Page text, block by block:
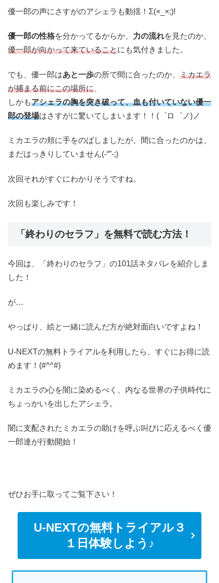
優一郎の声にさすがのアシェラも動揺！Σ(×_×;)!
優一郎の性格を分かってるからか、 力の流れを見たのか、
優一郎が向かって来ていることにも気付きました。
でも、優一郎はあと一歩の所で間に合ったのか、 ミカエラ
が捕まる前にこの場所に
しかもアシェラの胸を突き破って、血も付いていない優一
郎の登場はさすがに驚いてしまいます！！(゜ロ゜ノ)ノ
ミカエラの頬に手をのばしましたが、間に合ったのかは、
まだはっきりしていません(-“”-;)
次回それがすぐにわかりそうですね。
次回も楽しみです！
「終わりのセラフ」を無料で読む方法！
今回は、「終わりのセラフ」の101話ネタバレを紹介しま
した！
が…
やっぱり、絵と一緒に読んだ方が絶対面白いですよね！
U-NEXTの無料トライアルを利用したら、すぐにお得に読
めます！(#^^#)
ミカエラの心を闇に染めるべく、内なる世界の子供時代に
ちょっかいを出したアシェラ。
闇に支配されたミカエラの助けを呼ぶ叫びに応えるべく優
一郎達が行動開始！
ぜひお手に取ってご覧下さい！
U-NEXTの無料トライアル３
１日体験しよう♪